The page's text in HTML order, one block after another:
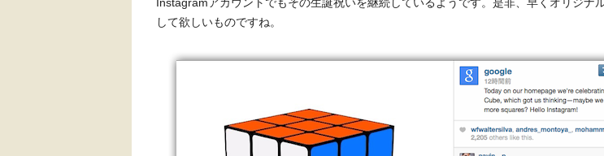
して欲しいものですね。